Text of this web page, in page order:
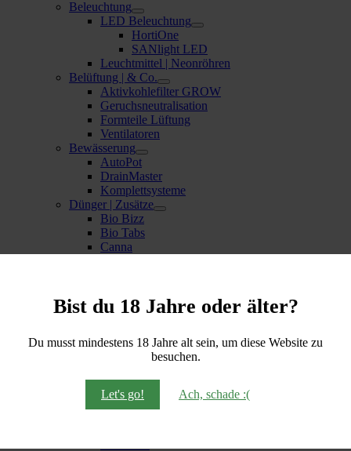
Bist du 18 Jahre oder älter?
Du musst mindestens 18 Jahre alt sein, um diese Website zu
besuchen.
Let's go! Ach, schade :(
Beleuchtung
LED Beleuchtung
HortiOne
SANlight LED
Leuchtmittel | Neonröhren
Belüftung | & Co.
Aktivkohlefilter GROW
Geruchsneutralisation
Formteile Lüftung
Ventilatoren
Bewässerung
AutoPot
DrainMaster
Komplettsysteme
Dünger | Zusätze
Bio Bizz
Bio Tabs
Canna
Plagron
Terra Aquatica (GHE)
Erde | Substrate
Gartenbedarf
Scheren & Co.